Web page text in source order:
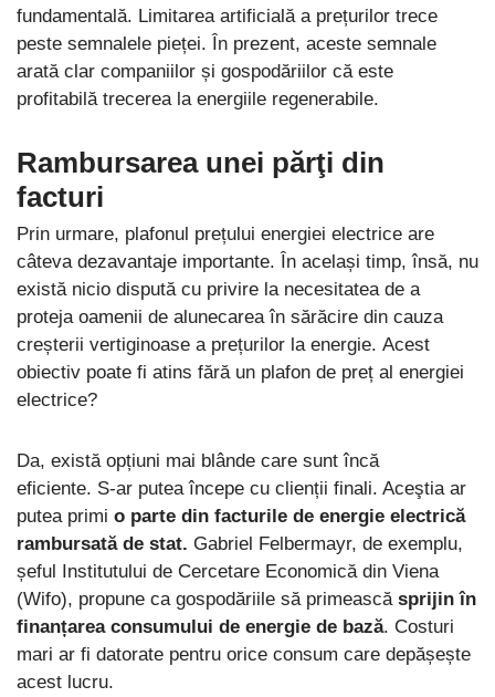
fundamentală. Limitarea artificială a prețurilor trece
peste semnalele pieței. În prezent, aceste semnale
arată clar companiilor și gospodăriilor că este
profitabilă trecerea la energiile regenerabile.
Rambursarea unei părţi din
facturi
Prin urmare, plafonul prețului energiei electrice are
câteva dezavantaje importante. În același timp, însă, nu
există nicio dispută cu privire la necesitatea de a
proteja oamenii de alunecarea în sărăcire din cauza
creșterii vertiginoase a prețurilor la energie. Acest
obiectiv poate fi atins fără un plafon de preț al energiei
electrice?
Da, există opțiuni mai blânde care sunt încă
eficiente. S-ar putea începe cu clienții finali. Aceştia ar
putea primi o parte din facturile de energie electrică
rambursată de stat. Gabriel Felbermayr, de exemplu,
șeful Institutului de Cercetare Economică din Viena
(Wifo), propune ca gospodăriile să primească sprijin în
finanțarea consumului de energie de bază. Costuri
mari ar fi datorate pentru orice consum care depășește
acest lucru.